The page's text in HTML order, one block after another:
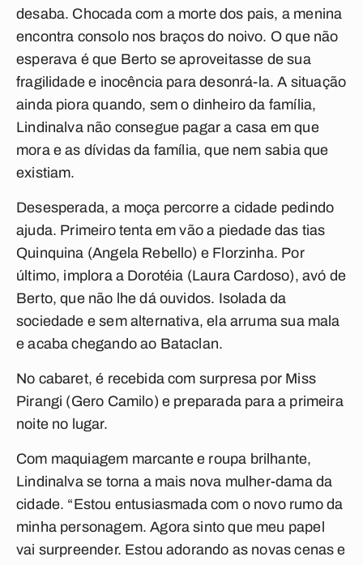
desaba. Chocada com a morte dos pais, a menina
encontra consolo nos braços do noivo. O que não
esperava é que Berto se aproveitasse de sua
fragilidade e inocência para desonrá-la. A situação
ainda piora quando, sem o dinheiro da família,
Lindinalva não consegue pagar a casa em que
mora e as dívidas da família, que nem sabia que
existiam.
Desesperada, a moça percorre a cidade pedindo
ajuda. Primeiro tenta em vão a piedade das tias
Quinquina (Angela Rebello) e Florzinha. Por
último, implora a Dorotéia (Laura Cardoso), avó de
Berto, que não lhe dá ouvidos. Isolada da
sociedade e sem alternativa, ela arruma sua mala
e acaba chegando ao Bataclan.
No cabaret, é recebida com surpresa por Miss
Pirangi (Gero Camilo) e preparada para a primeira
noite no lugar.
Com maquiagem marcante e roupa brilhante,
Lindinalva se torna a mais nova mulher-dama da
cidade. “Estou entusiasmada com o novo rumo da
minha personagem. Agora sinto que meu papel
vai surpreender. Estou adorando as novas cenas e